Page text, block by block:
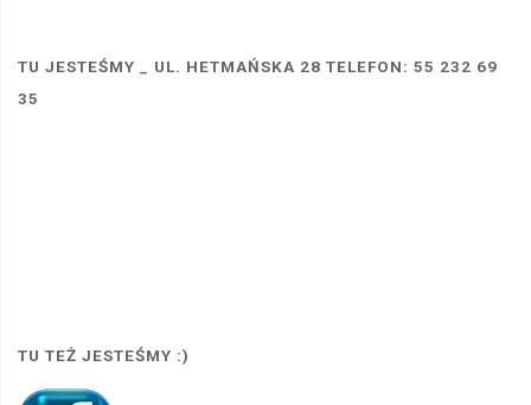
TU JESTEŚMY _ UL. HETMAŃSKA 28 TELEFON: 55 232 69
35
TU TEŻ JESTEŚMY :)